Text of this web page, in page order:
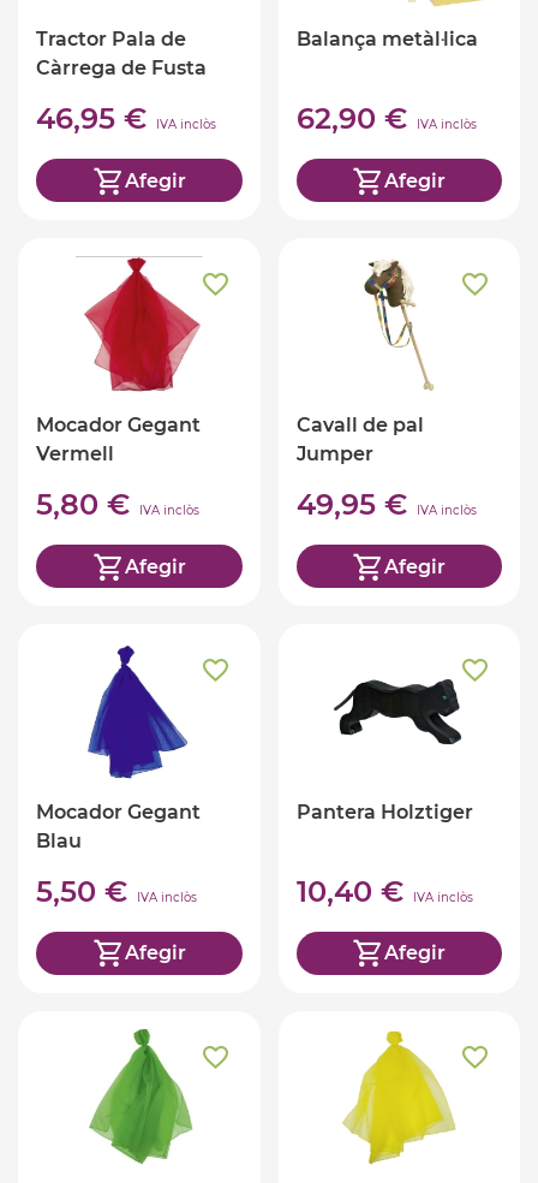
Tractor Pala de
Càrrega de Fusta
46,95 € IVA inclòs
Afegir
Balança metàl·lica
62,90 € IVA inclòs
Afegir
Mocador Gegant
Vermell
5,80 € IVA inclòs
Afegir
Cavall de pal
Jumper
49,95 € IVA inclòs
Afegir
Mocador Gegant
Blau
5,50 € IVA inclòs
Afegir
Pantera Holztiger
10,40 € IVA inclòs
Afegir